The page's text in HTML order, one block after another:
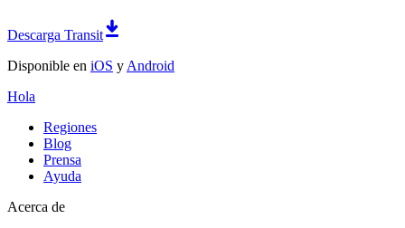
Descarga Transit
Disponible en iOS y Android
Hola
Regiones
Blog
Prensa
Ayuda
Acerca de